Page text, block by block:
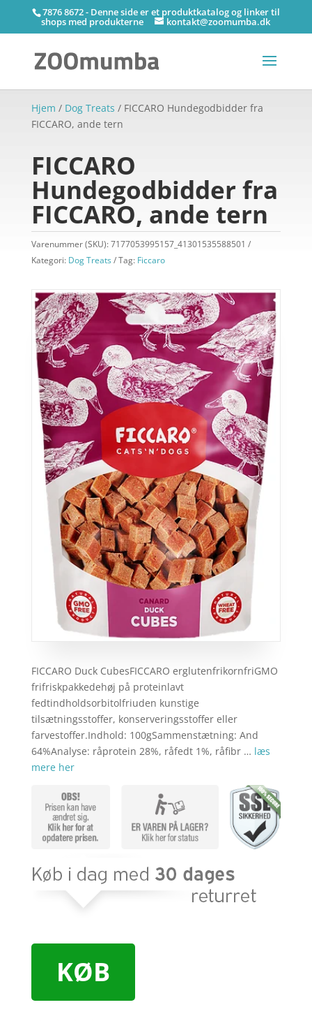
7876 8672 - Denne side er et produktkatalog og linker til
shops med produkterne kontakt@zoomumba.dk
Hjem / Dog Treats / FICCARO Hundegodbidder fra
FICCARO, ande tern
FICCARO
Hundegodbidder fra
FICCARO, ande tern
Varenummer (SKU):7177053995157_41301535588501
Kategori: Dog Treats Tag: Ficcaro
FICCARO Duck CubesFICCARO erglutenfrikornfriGMO
frifriskpakkedehøj på proteinlavt
fedtindholdsorbitolfriuden kunstige
tilsætningsstoffer, konserveringsstoffer eller
farvestoffer.Indhold: 100gSammenstætning: And
64%Analyse: råprotein 28%, råfedt 1%, råfibr … læs
mere her
KØB